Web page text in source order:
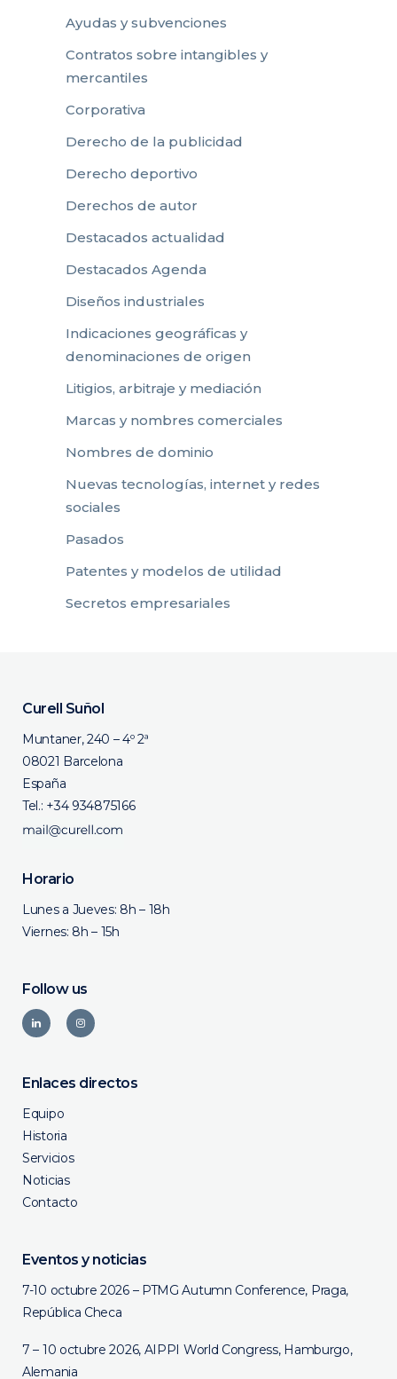
Ayudas y subvenciones
Contratos sobre intangibles y
mercantiles
Corporativa
Derecho de la publicidad
Derecho deportivo
Derechos de autor
Destacados actualidad
Destacados Agenda
Diseños industriales
Indicaciones geográficas y
denominaciones de origen
Litigios, arbitraje y mediación
Marcas y nombres comerciales
Nombres de dominio
Nuevas tecnologías, internet y redes
sociales
Pasados
Patentes y modelos de utilidad
Secretos empresariales
Curell Suñol
Muntaner, 240 – 4º 2ª
08021 Barcelona
España
Tel.: +34 934875166
Horario
Lunes a Jueves: 8h – 18h
Viernes: 8h – 15h
Follow us
Enlaces directos
Equipo
Historia
Servicios
Noticias
Contacto
Eventos y noticias
7-10 octubre 2026 – PTMG Autumn Conference, Praga,
República Checa
7 – 10 octubre 2026, AIPPI World Congress, Hamburgo,
Alemania